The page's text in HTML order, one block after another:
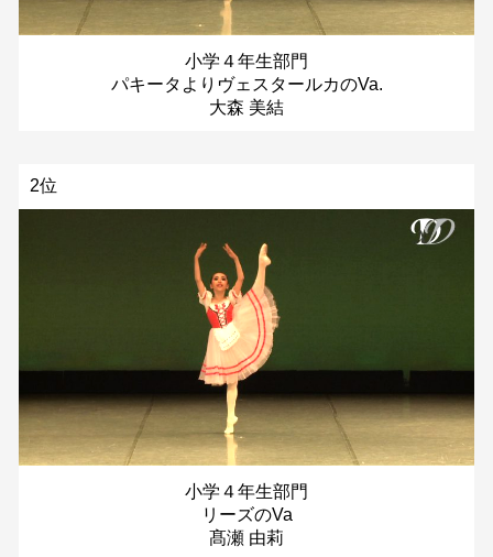
小学４年生部門
パキータよりヴェスタールカのVa.
大森 美結
2位
小学４年生部門
リーズのVa
髙瀬 由莉